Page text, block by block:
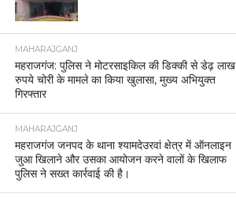
MAHARAJGANJ
महराजगंज: पुलिस ने मोटरसाइकिल की डिक्की से डेढ़ लाख
रुपये चोरी के मामले का किया खुलासा, मुख्य अभियुक्त
गिरफ्तार
MAHARAJGANJ
महराजगंज जनपद के थाना श्यामदेउरवां क्षेत्र में ऑनलाइन
जुआ खिलाने और उसका आयोजन करने वालों के खिलाफ
पुलिस ने सख्त कार्रवाई की है।